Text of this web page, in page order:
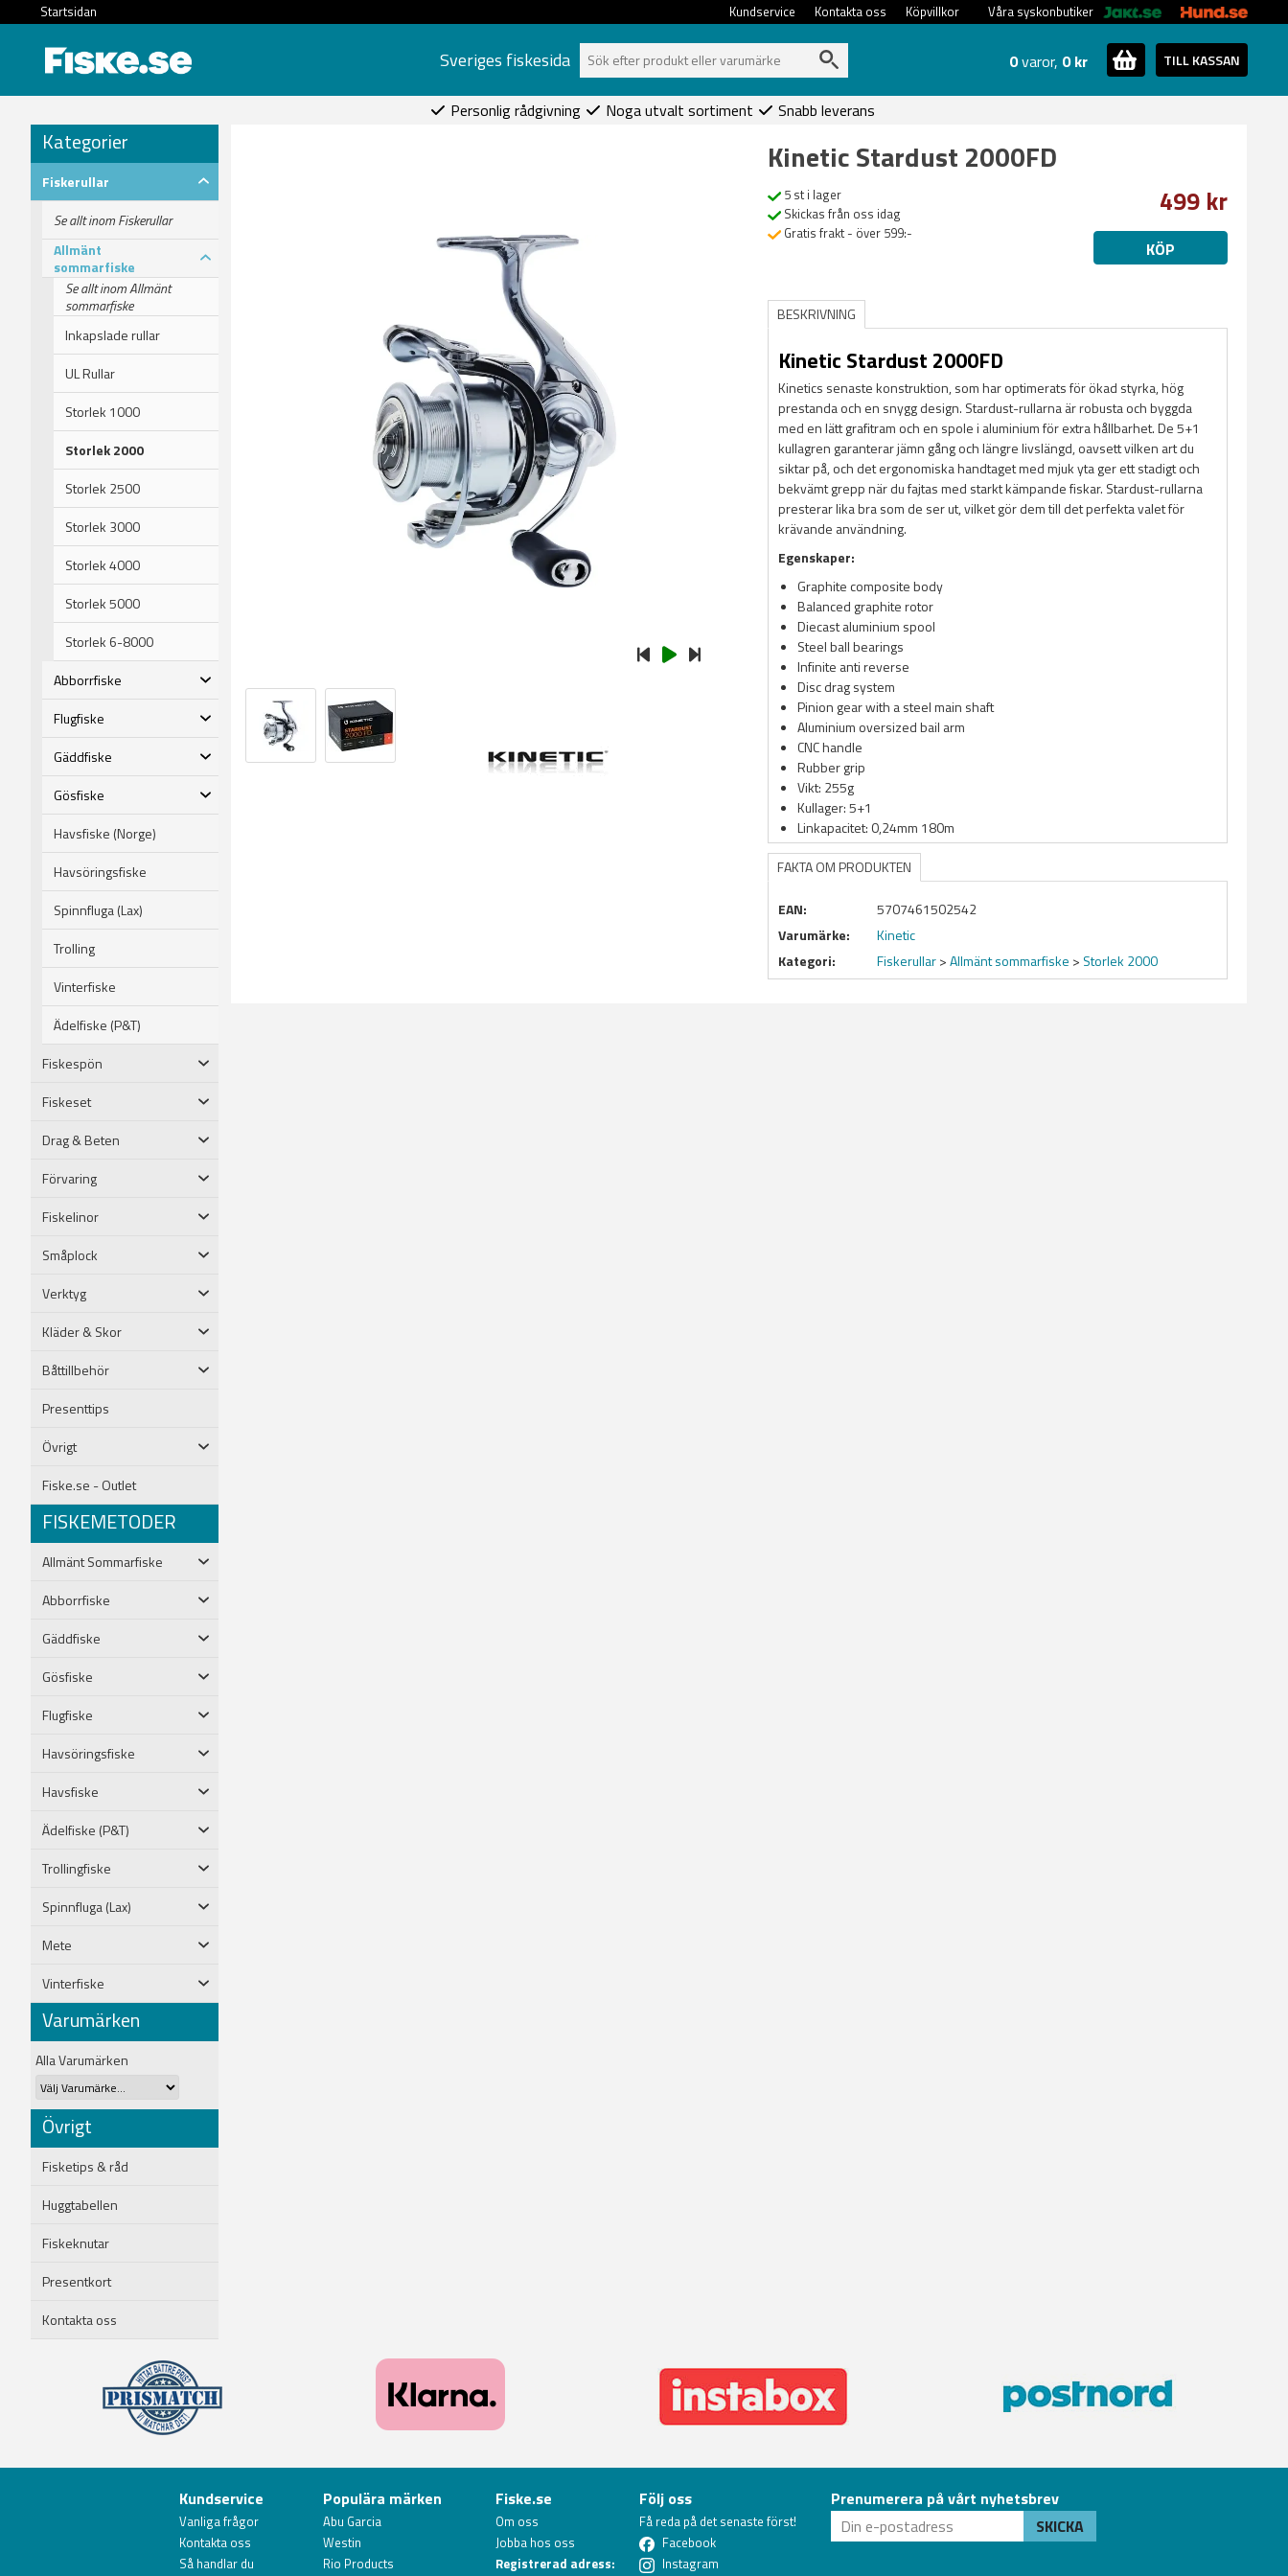
Startsidan Våra syskonbutiker
Köpvillkor
Kontakta oss
Kundservice
Sveriges fiskesida 0varor, 0 kr TILL KASSAN
Personlig rådgivning Noga utvalt sortiment Snabb leverans
Kategorier
Fiskerullar
Se allt inom Fiskerullar
Allmänt
sommarfiske
Se allt inom Allmänt
sommarfiske
Inkapslade rullar
UL Rullar
Storlek 1000
Storlek 2000
Storlek 2500
Storlek 3000
Storlek 4000
Storlek 5000
Storlek 6-8000
Abborrfiske
Flugfiske
Gäddfiske
Gösfiske
Havsfiske (Norge)
Havsöringsfiske
Spinnfluga (Lax)
Trolling
Vinterfiske
Ädelfiske (P&T)
Fiskespön
Fiskeset
Drag & Beten
Förvaring
Fiskelinor
Småplock
Verktyg
Kläder & Skor
Båttillbehör
Presenttips
Övrigt
Fiske.se - Outlet
FISKEMETODER
Allmänt Sommarfiske
Abborrfiske
Gäddfiske
Gösfiske
Flugfiske
Havsöringsfiske
Havsfiske
Ädelfiske (P&T)
Trollingfiske
Spinnfluga (Lax)
Mete
Vinterfiske
Varumärken
Alla Varumärken
Övrigt
Fisketips & råd
Huggtabellen
Fiskeknutar
Presentkort
Kontakta oss
Kinetic Stardust 2000FD
5 st i lager
Skickas från oss idag
Gratis frakt - över 599:-
499 kr
KÖP
BESKRIVNING
Kinetic Stardust 2000FD
Kinetics senaste konstruktion, som har optimerats för ökad styrka, hög
prestanda och en snygg design. Stardust-rullarna är robusta och byggda
med en lätt grafitram och en spole i aluminium för extra hållbarhet. De 5+1
kullagren garanterar jämn gång och längre livslängd, oavsett vilken art du
siktar på, och det ergonomiska handtaget med mjuk yta ger ett stadigt och
bekvämt grepp när du fajtas med starkt kämpande fiskar. Stardust-rullarna
presterar lika bra som de ser ut, vilket gör dem till det perfekta valet för
krävande användning.
Egenskaper:
Graphite composite body
Balanced graphite rotor
Diecast aluminium spool
Steel ball bearings
Infinite anti reverse
Disc drag system
Pinion gear with a steel main shaft
Aluminium oversized bail arm
CNC handle
Rubber grip
Vikt: 255g
Kullager: 5+1
Linkapacitet: 0,24mm 180m
FAKTA OM PRODUKTEN
EAN:
5707461502542
Varumärke:
Kinetic
Kategori:
Fiskerullar>Allmänt sommarfiske > Storlek 2000
Kundservice
Vanliga frågor
Kontakta oss
Så handlar du
Populära märken
Abu Garcia
Westin
Rio Products
Fiske.se
Om oss
Jobba hos oss
Registrerad adress:
Följ oss
Få reda på det senaste först!
Facebook
Instagram
Prenumerera på vårt nyhetsbrev
SKICKA